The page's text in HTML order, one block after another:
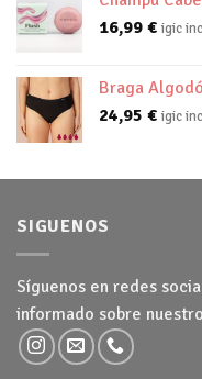
16,99 € igic
Braga
24,95 € igic
SIGUENOS
Síguenos en redes
informado sobre